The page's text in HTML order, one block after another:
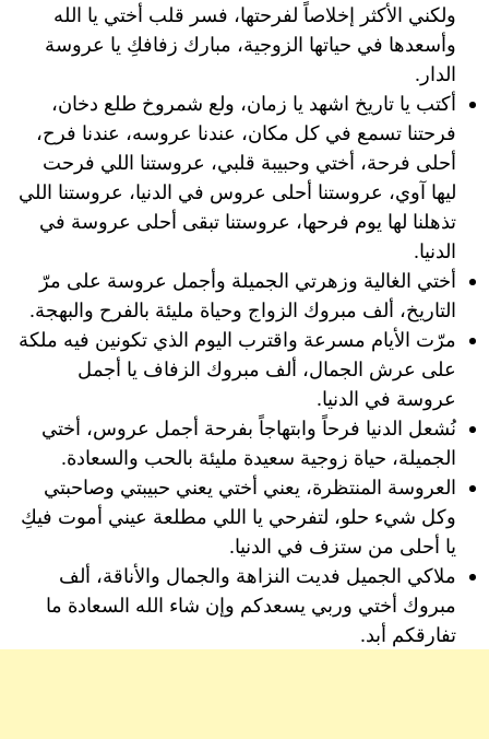
ولكني الأكثر إخلاصاً لفرحتها، فسر قلب أختي يا الله
وأسعدها في حياتها الزوجية، مبارك زفافكِ يا عروسة
الدار.
أكتب يا تاريخ اشهد يا زمان، ولع شمروخ طلع دخان،
فرحتنا تسمع في كل مكان، عندنا عروسه، عندنا فرح،
أحلى فرحة، أختي وحبيبة قلبي، عروستنا اللي فرحت
ليها آوي، عروستنا أحلى عروس في الدنيا، عروستنا اللي
تذهلنا لها يوم فرحها، عروستنا تبقى أحلى عروسة في
الدنيا.
أختي الغالية وزهرتي الجميلة وأجمل عروسة على مرّ
التاريخ، ألف مبروك الزواج وحياة مليئة بالفرح والبهجة.
مرّت الأيام مسرعة واقترب اليوم الذي تكونين فيه ملكة
على عرش الجمال، ألف مبروك الزفاف يا أجمل
عروسة في الدنيا.
نُشعل الدنيا فرحاً وابتهاجاً بفرحة أجمل عروس، أختي
الجميلة، حياة زوجية سعيدة مليئة بالحب والسعادة.
العروسة المنتظرة، يعني أختي يعني حبيبتي وصاحبتي
وكل شيء حلو، لتفرحي يا اللي مطلعة عيني أموت فيكِ
يا أحلى من ستزف في الدنيا.
ملاكي الجميل فديت النزاهة والجمال والأناقة، ألف
مبروك أختي وربي يسعدكم وإن شاء الله السعادة ما
تفارقكم أبد.